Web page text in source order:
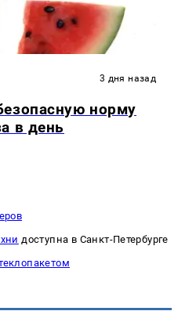
3 дня назад
норму
в день
доступна в Санкт-Петербурге